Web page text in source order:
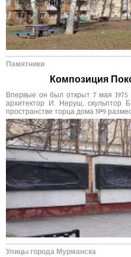
Памятники
Композиция
Впервые он был открыт 7 мая
архитектор И. Неруш, скульптор
пространстве торца дома №9
Улицы города Мурманска